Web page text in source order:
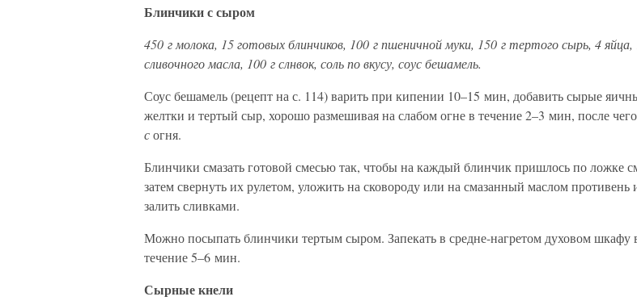
Блинчики с сыром
450 г молока, 15 готовых блинчиков, 100 г пшеничной муки, 150 г тертого сырь, 4 яйца,
сливочного масла, 100 г слнвок, соль по вкусу, соус бешамель.
Соус бешамель (рецепт на с. 114) варить при кипении 10–15 мин, добавить сырые
желтки и тертый сыр, хорошо размешивая на слабом огне в течение 2–3 мин, после
согня.
Блинчики смазать готовой смесью так, чтобы на каждый блинчик пришлось по ложке
затем свернуть их рулетом, уложить на сковороду или на смазанный маслом противень
залить сливками.
Можно посыпать блинчики тертым сыром. Запекать в средне-нагретом духовом шкафу
течение 5–6 мин.
Сырные кнели